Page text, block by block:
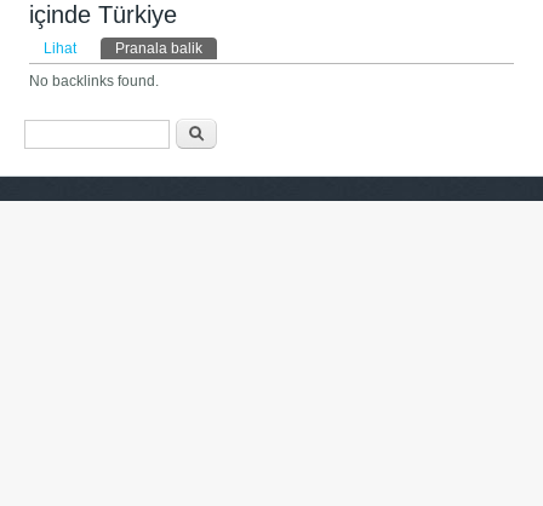
içinde Türkiye
Tab primer
Lihat Pranala balik
No backlinks found.
Form pencarian